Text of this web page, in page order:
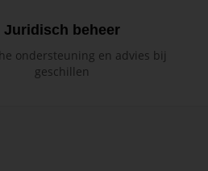
Juridisch beheer
ondersteuning en advies bij
geschillen